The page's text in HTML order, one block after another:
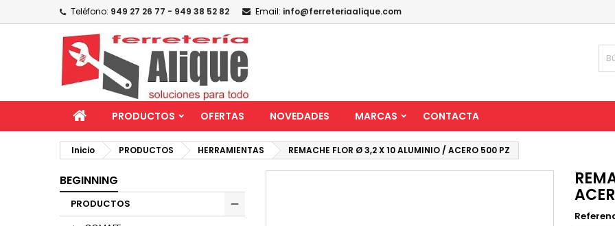
Teléfono: 949 27 26 77 - 949 38 52 82 Email: info@ferreteriaalique.com
PRODUCTOS OFERTAS NOVEDADES MARCAS CONTACTA
Inicio PRODUCTOS HERRAMIENTAS REMACHE FLOR Ø 3,2 X 10 ALUMINIO / ACERO 500 PZ
BEGINNING
PRODUCTOS